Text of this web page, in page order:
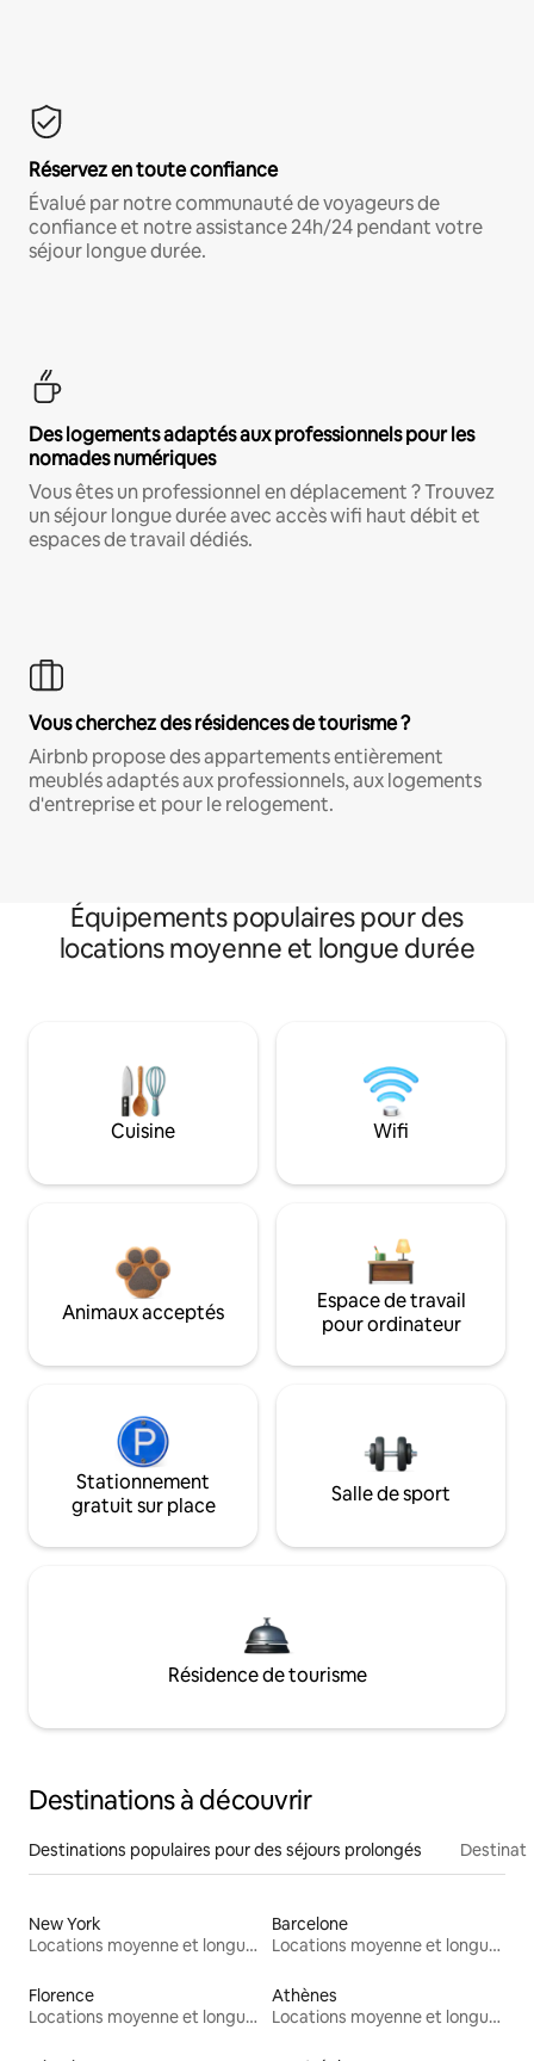
Réservez en toute confiance
Évalué par notre communauté de voyageurs de
confiance et notre assistance 24h/24 pendant votre
séjour longue durée.
Des logements adaptés aux professionnels pour les
nomades numériques
Vous êtes un professionnel en déplacement ? Trouvez
un séjour longue durée avec accès wifi haut débit et
espaces de travail dédiés.
Vous cherchez des résidences de tourisme ?
Airbnb propose des appartements entièrement
meublés adaptés aux professionnels, aux logements
d'entreprise et pour le relogement.
Équipements populaires pour des
locations moyenne et longue durée
Cuisine Wifi
Animaux acceptés
Espace de travail
pour ordinateur
Stationnement
gratuit sur place
Salle de sport
Résidence de tourisme
Destinations à découvrir
Destinations populaires pour des séjours prolongés
New York
Locations moyenne et longue durée
Barcelone
Locations moyenne et longue durée
Florence
Locations moyenne et longue durée
Athènes
Locations moyenne et longue durée